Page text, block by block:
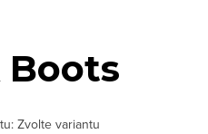
Boots
Zvolte variantu